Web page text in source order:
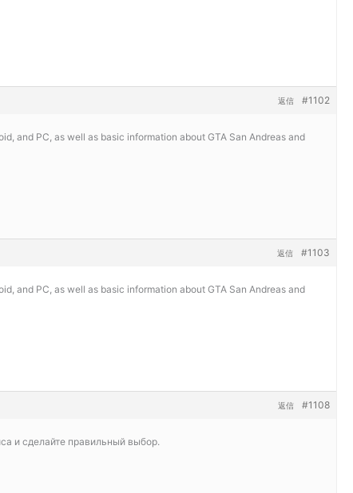
#1102
返信
and PC, as well as basic information about GTA San Andreas and
#1103
返信
and PC, as well as basic information about GTA San Andreas and
#1108
返信
и сделайте правильный выбор.